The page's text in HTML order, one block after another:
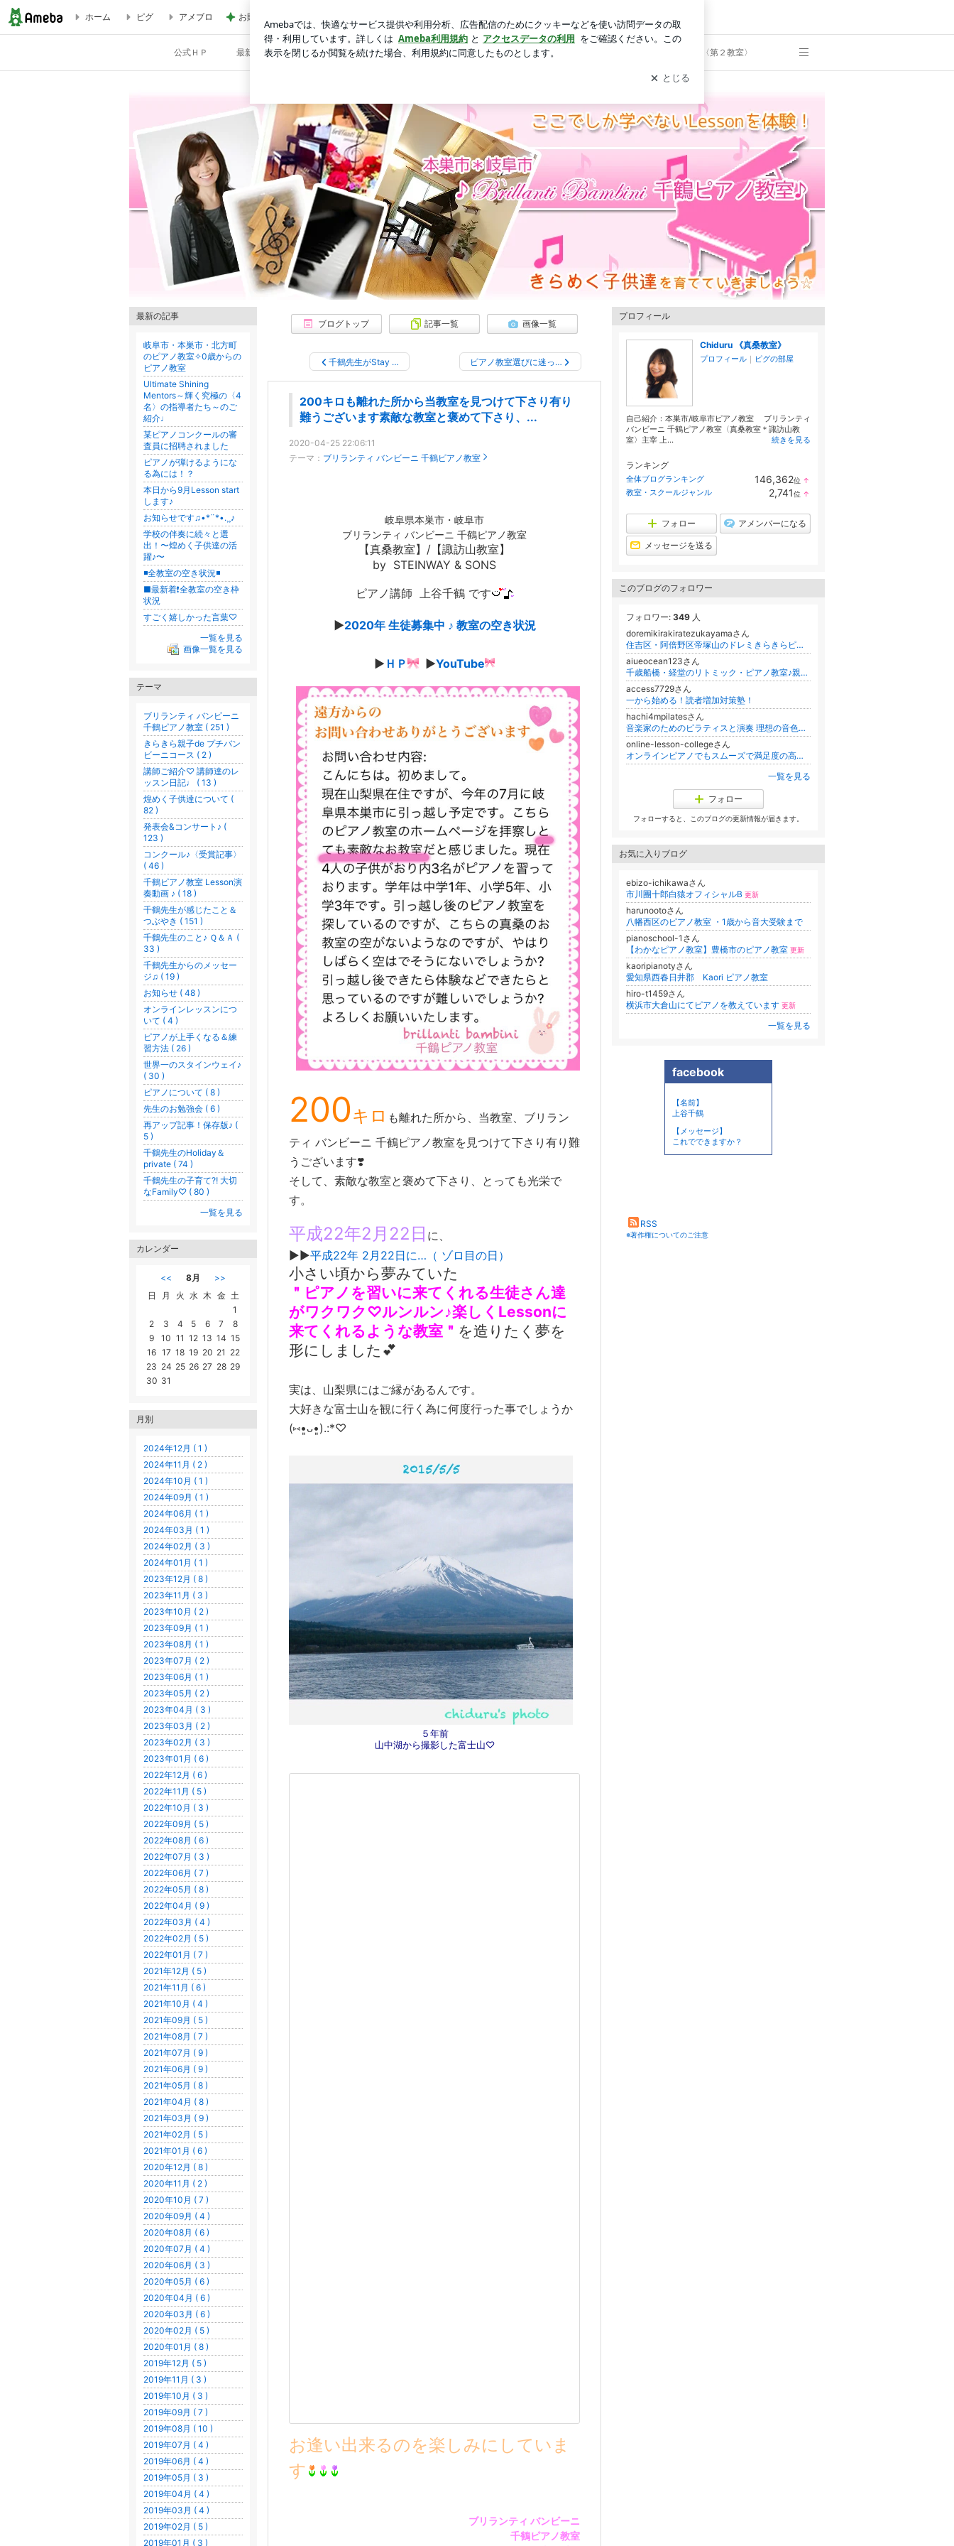
200キロも離れた所から当教室を見つけて下さり有り難うございます素敵な教室と褒めて下さり、... | 岐阜県本巣市・岐阜市 ブリランティ バンビーニ 千鶴ピアノ教室 【真桑教室】/【諏
公式ＨＰ 最新 Lesson風景 Instagram 大人気♡千鶴先生のBlog記事 YouTube 諏訪山教室〈第２教室〉
ホーム ピグ アメブロ お財布代わりのL字ポーチを衣替え ログイン
ブログトップ 記事一覧 画像一覧
千鶴先生がStay … ピアノ教室選びに迷っ…
200キロも離れた所から当教室を見つけて下さり有り
難うございます素敵な教室と褒めて下さり、...
2020-04-25 22:06:11
テーマ： ブリランティ バンビーニ 千鶴ピアノ教室
岐阜県本巣市・岐阜市
ブリランティ バンビーニ 千鶴ピアノ教室
【真桑教室】/【諏訪山教室】
by STEINWAY & SONS
ピアノ講師 上谷千鶴 です
▶︎2020年 生徒募集中 ♪ 教室の空き状況
▶︎ ＨＰ ▶︎YouTube
200キロ も離れた所から、当教室、ブリラン
ティ バンビーニ 千鶴ピアノ教室を見つけて下さり有り難
うございます❣️
そして、素敵な教室と褒めて下さり、とっても光栄で
す。
平成22年2月22日 に、
▶︎▶︎平成22年 2月22日に…（ ゾロ目の日）
小さい頃から夢みていた
＂ピアノを習いに来てくれる生徒さん達
がワクワク♡ルンルン♪楽しくLessonに
来てくれるような教室＂ を造りたく夢を
形にしました💕
実は、山梨県にはご縁があるんです。
大好きな富士山を観に行く為に何度行った事でしょうか
(⑅•͈ᴗ•͈).:*♡
５年前
山中湖から撮影した富士山♡
お逢い出来るのを楽しみにしていま
す
ブリランティ バンビーニ
千鶴ピアノ教室
プロフィール
Chiduru 《真桑教室》
プロフィール ｜ ピグの部屋
自己紹介：本巣市/岐阜市ピアノ教室 ブリランティ
バンビーニ 千鶴ピアノ教室〈真桑教室＊諏訪山教
室〉主宰 上...
続きを見る
ランキング
全体ブログランキング 146,362位 ↑
ン
教室・スクールジャンル 2,741位 ↑
フォロー アメンバーになる
メッセージを送る
このブログのフォロワー
フォロワー: 349 人
doremikirakiratezukayamaさん
住吉区・阿倍野区帝塚山のドレミきらきらピアノ・ドラム・リトミック教室
aiueocean123さん
千歳船橋・経堂のリトミック・ピアノ教室♪親子でわくわく！楽しいレッスン
access7729さん
一から始める！読者増加対策塾！
hachi4mpilatesさん
音楽家のためのピラティスと演奏 理想の音色、心が躍る演奏！
online-lesson-collegeさん
オンラインピアノでもスムーズで満足度の高いレッスンができる！オンラインレッスン講座
一覧を見る
フォロー
フォローすると、このブログの更新情報が届きます。
お気に入りブログ
ebizo-ichikawaさん
市川團十郎白猿オフィシャルB 更新
harunootoさん
八幡西区のピアノ教室 ・1歳から音大受験まで
pianoschool-1さん
【わかなピアノ教室】豊橋市のピアノ教室 更新
kaoripianotyさん
愛知県西春日井郡 Kaori ピアノ教室
hiro-t1459さん
横浜市大倉山にてピアノを教えています 更新
一覧を見る
facebook
【名前】
上谷千鶴
【メッセージ】
これでできますか？
RSS
※著作権についてのご注意
最新の記事
岐阜市・本巣市・北方町
のピアノ教室✧0歳からの
ピアノ教室
Ultimate Shining
Mentors～輝く究極の〈4
名〉の指導者たち～のご
紹介♩
某ピアノコンクールの審
査員に招聘されました
ピアノが弾けるようにな
る為には！？
本日から9月Lesson start
します♪
お知らせです♫•*¨*•.¸¸♪
学校の伴奏に続々と選
出！〜煌めく子供達の活
躍♪〜
◾️全教室の空き状況◾️
■最新着❗️全教室の空き枠
状況
すごく嬉しかった言葉♡
一覧を見る
画像一覧を見る
テーマ
ブリランティ バンビーニ
千鶴ピアノ教室 ( 251 )
きらきら親子de プチバン
ビーニコース ( 2 )
講師ご紹介♡ 講師達のレ
ッスン日記♩ ( 13 )
煌めく子供達について (
82 )
発表会&コンサート♪ (
123 )
コンクール♪〈受賞記事〉
( 46 )
千鶴ピアノ教室 Lesson演
奏動画 ♪ ( 18 )
千鶴先生が感じたこと＆
つぶやき ( 151 )
千鶴先生のこと♪ Ｑ＆Ａ (
33 )
千鶴先生からのメッセー
ジ♫ ( 19 )
お知らせ ( 48 )
オンラインレッスンにつ
いて ( 4 )
ピアノが上手くなる＆練
習方法 ( 26 )
世界一のスタインウェイ♪
( 30 )
ピアノについて ( 8 )
先生のお勉強会 ( 6 )
再アップ記事！保存版♪ (
5 )
千鶴先生のHoliday＆
private ( 74 )
千鶴先生の子育て⁈ 大切
なFamily♡ ( 80 )
一覧を見る
カレンダー
<< 8月
>>
日
月 火 水 木 金 土
1
2
3 4 5 6 7
8
9
10 11 12 13 14 15
16 17 18 19 20 21 22
23 24 25 26 27 28 29
30 31
月別
2024年12月 ( 1 )
2024年11月 ( 2 )
2024年10月 ( 1 )
2024年09月 ( 1 )
2024年06月 ( 1 )
2024年03月 ( 1 )
2024年02月 ( 3 )
2024年01月 ( 1 )
2023年12月 ( 8 )
2023年11月 ( 3 )
2023年10月 ( 2 )
2023年09月 ( 1 )
2023年08月 ( 1 )
2023年07月 ( 2 )
2023年06月 ( 1 )
2023年05月 ( 2 )
2023年04月 ( 3 )
2023年03月 ( 2 )
2023年02月 ( 3 )
2023年01月 ( 6 )
2022年12月 ( 6 )
2022年11月 ( 5 )
2022年10月 ( 3 )
2022年09月 ( 5 )
2022年08月 ( 6 )
2022年07月 ( 3 )
2022年06月 ( 7 )
2022年05月 ( 8 )
2022年04月 ( 9 )
2022年03月 ( 4 )
2022年02月 ( 5 )
2022年01月 ( 7 )
2021年12月 ( 5 )
2021年11月 ( 6 )
2021年10月 ( 4 )
2021年09月 ( 5 )
2021年08月 ( 7 )
2021年07月 ( 9 )
2021年06月 ( 9 )
2021年05月 ( 8 )
2021年04月 ( 8 )
2021年03月 ( 9 )
2021年02月 ( 5 )
2021年01月 ( 6 )
2020年12月 ( 8 )
2020年11月 ( 2 )
2020年10月 ( 7 )
2020年09月 ( 4 )
2020年08月 ( 6 )
2020年07月 ( 4 )
2020年06月 ( 3 )
2020年05月 ( 6 )
2020年04月 ( 6 )
2020年03月 ( 6 )
2020年02月 ( 5 )
2020年01月 ( 8 )
2019年12月 ( 5 )
2019年11月 ( 3 )
2019年10月 ( 3 )
2019年09月 ( 7 )
2019年08月 ( 10 )
2019年07月 ( 4 )
2019年06月 ( 4 )
2019年05月 ( 3 )
2019年04月 ( 4 )
2019年03月 ( 4 )
2019年02月 ( 5 )
2019年01月 ( 3 )